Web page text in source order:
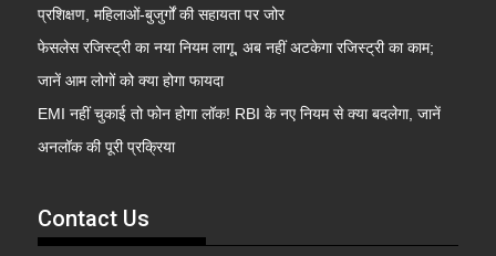
प्रशिक्षण, महिलाओं-बुजुर्गों की सहायता पर जोर
फेसलेस रजिस्ट्री का नया नियम लागू, अब नहीं अटकेगा रजिस्ट्री का काम;
जानें आम लोगों को क्या होगा फायदा
EMI नहीं चुकाई तो फोन होगा लॉक! RBI के नए नियम से क्या बदलेगा, जानें
अनलॉक की पूरी प्रक्रिया
Contact Us